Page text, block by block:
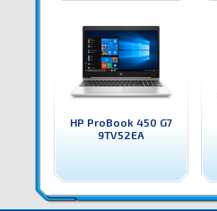
HP ProBook 450 G7
9TV52EA